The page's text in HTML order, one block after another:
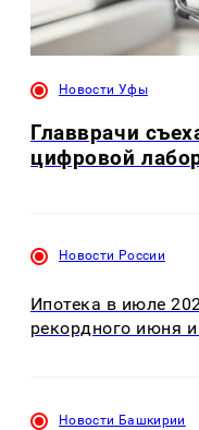
Новости Уфы
Главврачи
цифровой
Новости России
Ипотека в июле
рекордного июня
Новости Башкирии